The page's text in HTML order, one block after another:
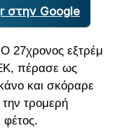
στην Google
27χρονος εξτρέμ
πέρασε ως
και σκόραρε
τρομερή
φέτος.